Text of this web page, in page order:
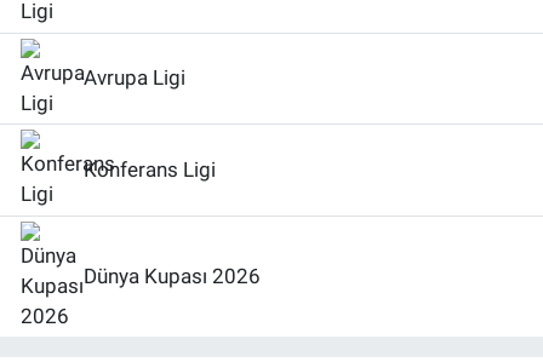
Avrupa Ligi
Konferans Ligi
Dünya Kupası 2026